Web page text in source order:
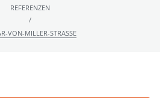
REFERENZEN
/
VON-MILLER-STRASSE